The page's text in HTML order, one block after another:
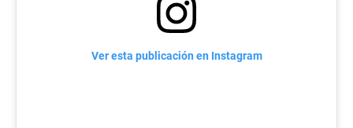
Ver esta publicación en Instagram